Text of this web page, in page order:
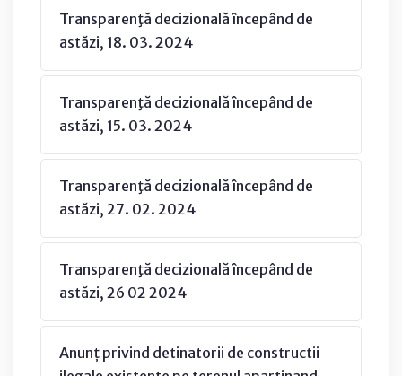
Transparenţă decizională începând de
astăzi, 18. 03. 2024
Transparenţă decizională începând de
astăzi, 15. 03. 2024
Transparenţă decizională începând de
astăzi, 27. 02. 2024
Transparenţă decizională începând de
astăzi, 26 02 2024
Anunț privind detinatorii de constructii